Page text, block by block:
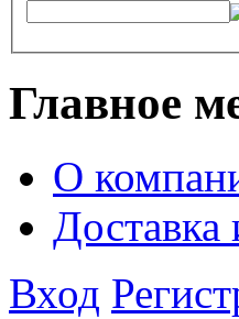
Главное
О
Доставка
Вход